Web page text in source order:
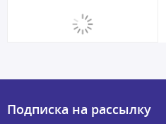
Подписка на рассылку